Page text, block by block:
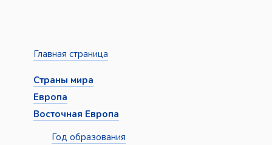
Главная страница
Страны мира
Европа
Восточная Европа
Год образования